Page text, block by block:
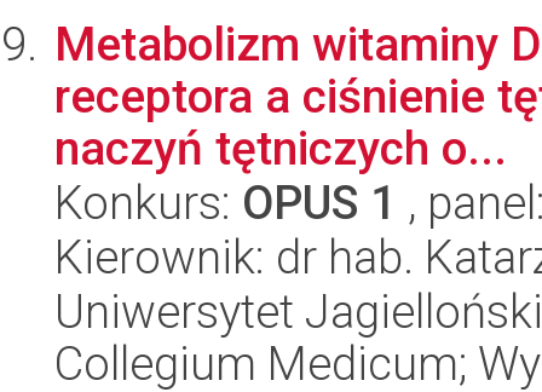
Metabolizm witaminy
receptora a ciśnienie
naczyń tętniczych o...
Konkurs: OPUS 1 ,
Kierownik: dr hab.
Uniwersytet
Collegium Medicum;